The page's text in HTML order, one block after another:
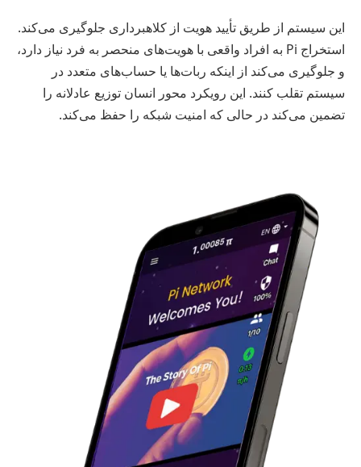
این سیستم از طریق تأیید هویت از کلاهبرداری جلوگیری می‌کند.
استخراج Pi به افراد واقعی با هویت‌های منحصر به فرد نیاز دارد،
و جلوگیری می‌کند از اینکه ربات‌ها یا حساب‌های متعدد در
سیستم تقلب کنند. این رویکرد محور انسان توزیع عادلانه را
تضمین می‌کند در حالی که امنیت شبکه را حفظ می‌کند.